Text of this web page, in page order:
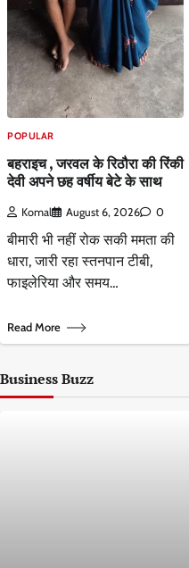
POPULAR
बहराइच , जरवल के रिठौरा की रिंकी
देवी अपने छह वर्षीय बेटे के साथ
Komal August 6, 2026 0
बीमारी भी नहीं रोक सकी ममता की
धारा, जारी रहा स्तनपान टीबी,
फाइलेरिया और समय…
Read More
Business Buzz